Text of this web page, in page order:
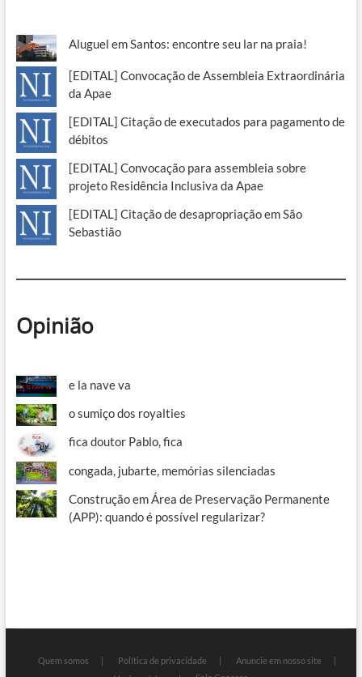
Aluguel em Santos: encontre seu lar na praia!
[EDITAL] Convocação de Assembleia Extraordinária
da Apae
[EDITAL] Citação de executados para pagamento de
débitos
[EDITAL] Convocação para assembleia sobre
projeto Residência Inclusiva da Apae
[EDITAL] Citação de desapropriação em São
Sebastião
Opinião
e la nave va
o sumiço dos royalties
fica doutor Pablo, fica
congada, jubarte, memórias silenciadas
Construção em Área de Preservação Permanente
(APP): quando é possível regularizar?
Quem somos Política de privacidade
Anuncie em nosso site